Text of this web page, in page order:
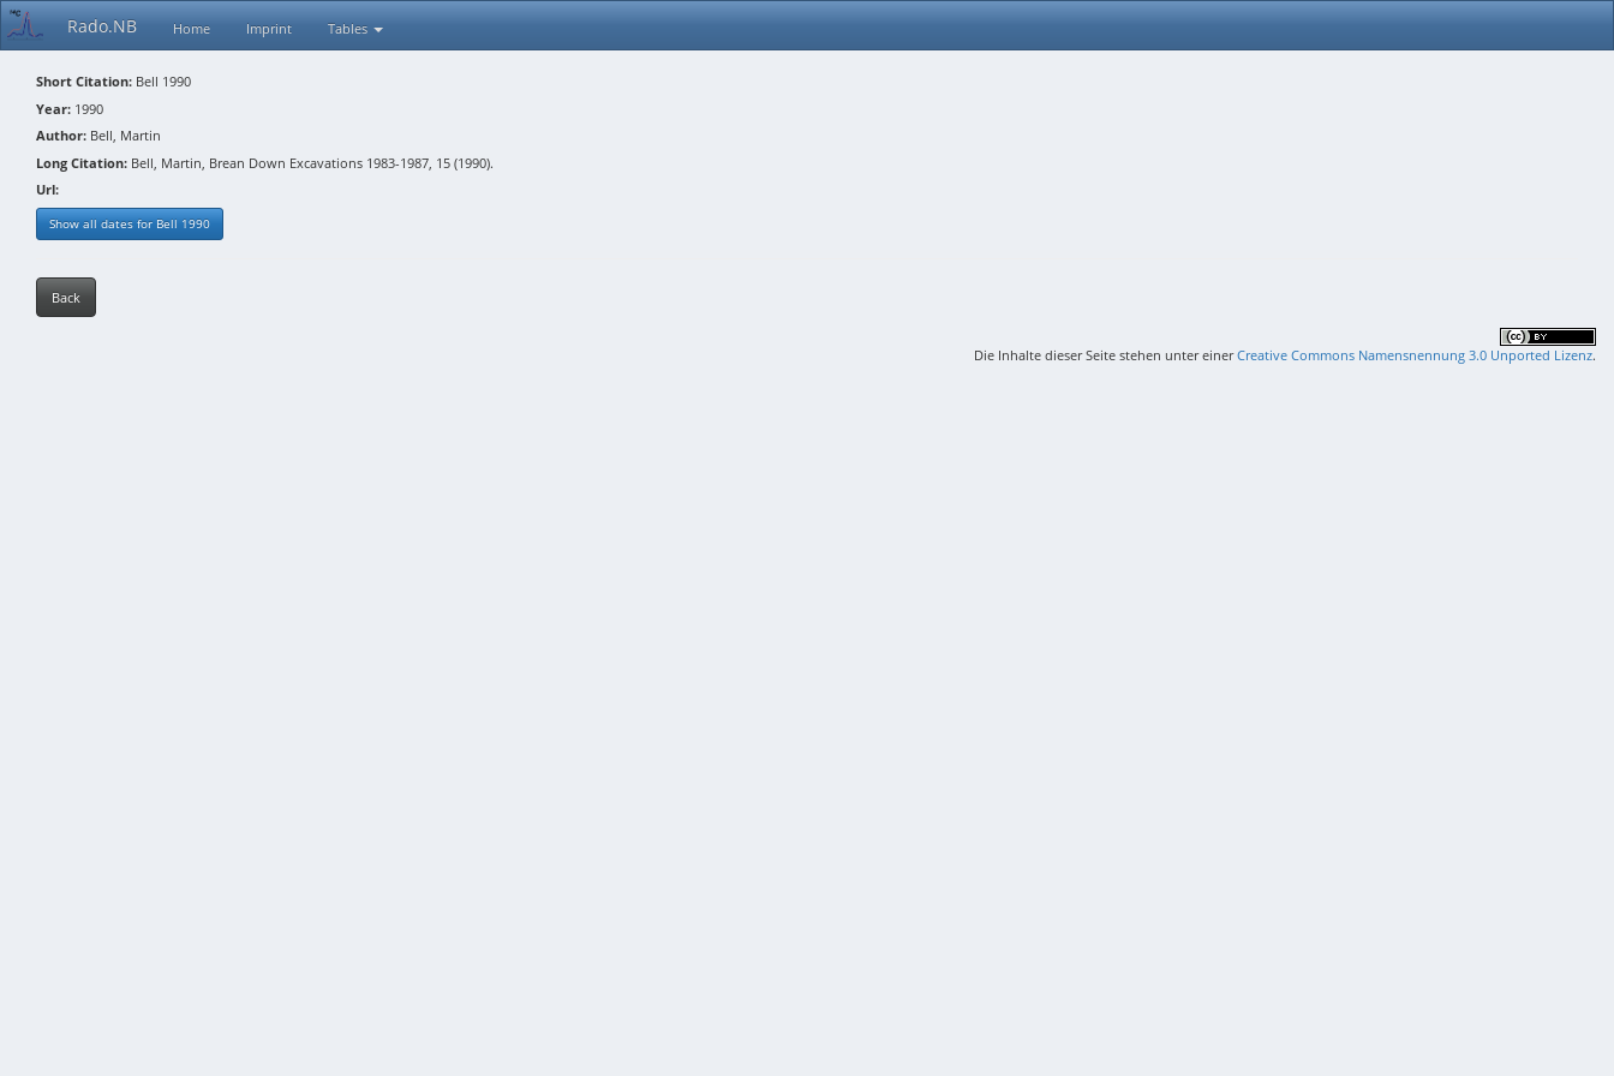
Rado.NB Home Imprint Tables
Short Citation: Bell 1990
Year: 1990
Author: Bell, Martin
Long Citation: Bell, Martin, Brean Down Excavations 1983-1987, 15 (1990).
Url:
Show all dates for Bell 1990
Back
Die Inhalte dieser Seite stehen unter einerCreative Commons Namensnennung 3.0 Unported Lizenz.